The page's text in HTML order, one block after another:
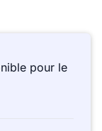
pour le